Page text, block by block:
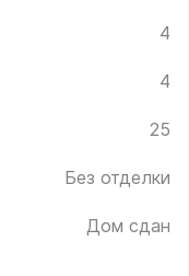
4
4
25
Без отделки
Дом сдан